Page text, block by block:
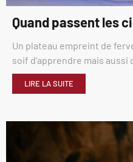
Quand passent les
Un plateau empreint de
soif d’apprendre mais aussi
LIRE LA SUITE